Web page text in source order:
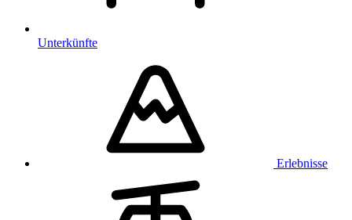
Unterkünfte
Erlebnisse